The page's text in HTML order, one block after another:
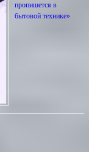
пропишется в
бытовой технике»